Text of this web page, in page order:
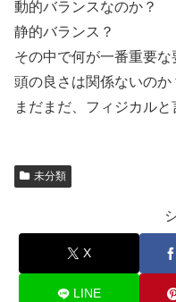
動的バランスなのか？
静的バランス？
その中で何が一番重要な
頭の良さは関係ないのか
まだまだ、フィジカルと
未分類
X
LINE